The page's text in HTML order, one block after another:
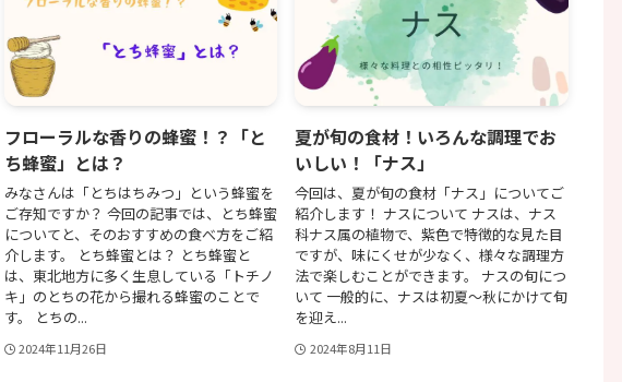
フローラルな香りの蜂蜜！？「と
ち蜂蜜」とは？
みなさんは「とちはちみつ」という蜂蜜を
ご存知ですか？ 今回の記事では、とち蜂蜜
についてと、そのおすすめの食べ方をご紹
介します。 とち蜂蜜とは？ とち蜂蜜と
は、東北地方に多く生息している「トチノ
キ」のとちの花から撮れる蜂蜜のことで
す。 とちの...
2024年11月26日
夏が旬の食材！いろんな調理でお
いしい！「ナス」
今回は、夏が旬の食材「ナス」についてご
紹介します！ ナスについて ナスは、ナス
科ナス属の植物で、紫色で特徴的な見た目
ですが、味にくせが少なく、様々な調理方
法で楽しむことができます。 ナスの旬につ
いて 一般的に、ナスは初夏～秋にかけて旬
を迎え...
2024年8月11日